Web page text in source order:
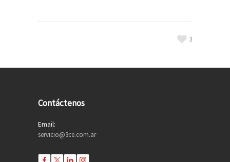
3
Contáctenos
Email:
servicio@3ce.com.ar